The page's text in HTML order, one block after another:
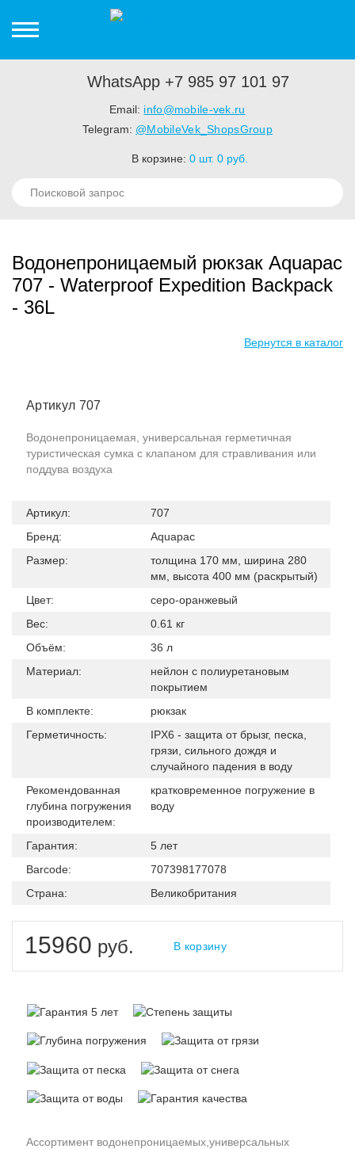
WhatsApp +7 985 97 101 97
Email: info@mobile-vek.ru
Telegram: @MobileVek_ShopsGroup
В корзине: 0шт. 0руб.
Водонепроницаемый рюкзак Aquapac
707 - Waterproof Expedition Backpack
- 36L
Артикул 707
Вернутся в каталог
Водонепроницаемая, универсальная герметичная
туристическая сумка с клапаном для стравливания или
поддува воздуха
Артикул:
707
Бренд:
Aquapac
Размер:
толщина 170 мм, ширина 280
мм, высота 400 мм (раскрытый)
Цвет:
серо-оранжевый
Вес:
0.61 кг
Объём:
36 л
Материал:
нейлон с полиуретановым
покрытием
В комплекте:
рюкзак
Герметичность:
IPX6 - защита от брызг, песка,
грязи, сильного дождя и
случайного падения в воду
Рекомендованная
глубина погружения
производителем:
кратковременное погружение в
воду
Гарантия:
5 лет
Barcode:
707398177078
Страна:
Великобритания
15960 руб. В корзину
Ассортимент водонепроницаемых,универсальных